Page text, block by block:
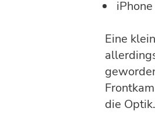
Eine
die Optik.